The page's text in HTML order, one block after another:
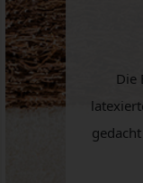
Die